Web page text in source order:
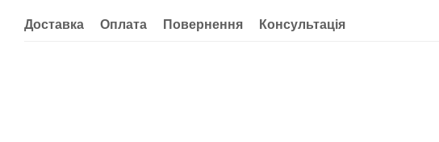
Доставка Оплата Повернення Консультація